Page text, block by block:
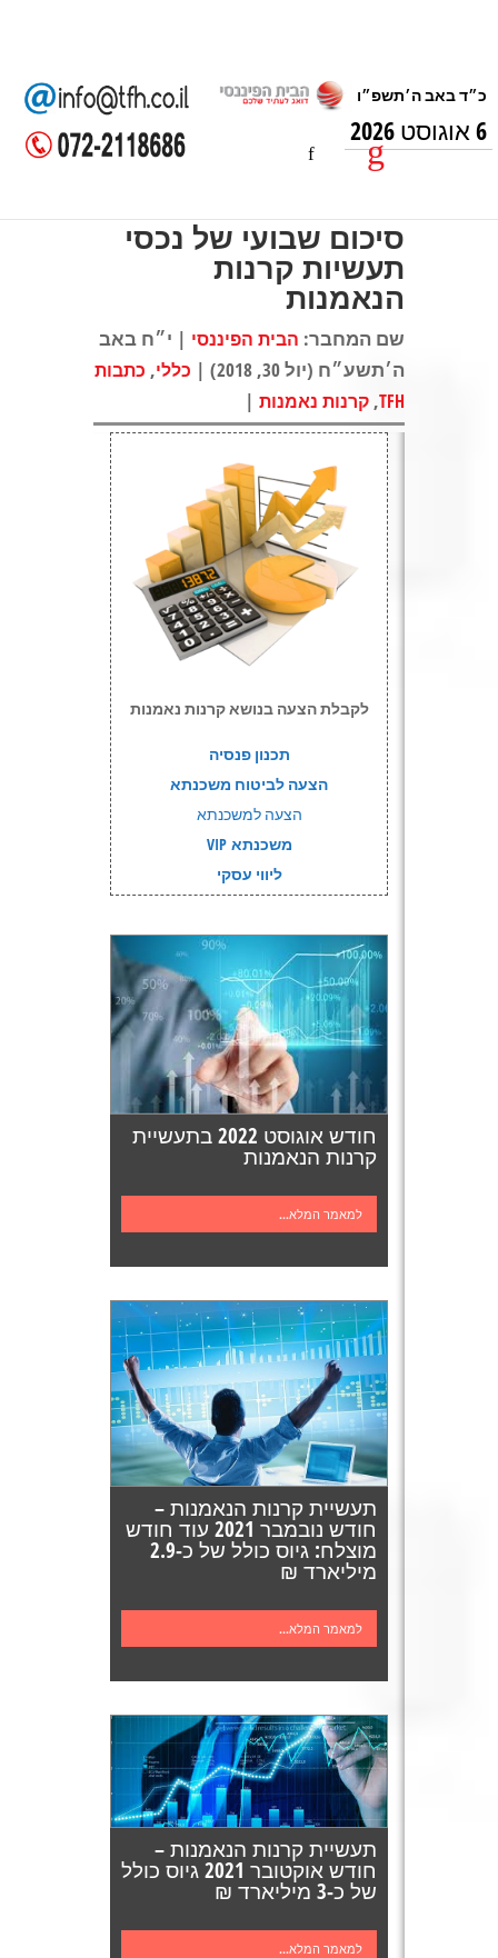
6 אוגוסט 2026
סיכום שבועי של נכסי
תעשיות קרנות
הנאמנות
שם המחבר: הבית הפיננסי | י״ח באב
ה׳תשע״ח (יול 30, 2018) |
כללי, כתבות
TFH
, קרנות נאמנות |
לקבלת הצעה בנושא קרנות נאמנות
תכנון פנסיה
הצעה לביטוח משכנתא
הצעה למשכנתא
משכנתא VIP
ליווי עסקי
חודש אוגוסט 2022 בתעשיית
קרנות הנאמנות
למאמר המלא...
תעשיית קרנות הנאמנות –
חודש נובמבר 2021 עוד חודש
מוצלח: גיוס כולל של כ-2.9
מיליארד ₪
למאמר המלא...
תעשיית קרנות הנאמנות –
חודש אוקטובר 2021 גיוס כולל
של כ-3 מיליארד ₪
למאמר המלא...